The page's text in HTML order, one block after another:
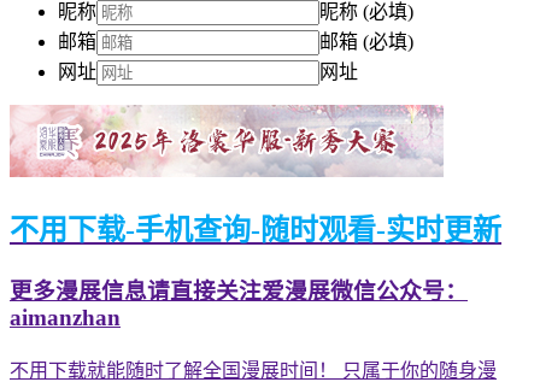
昵称
昵称 (必填)
邮箱
邮箱 (必填)
网址
网址
不用下载-手机查询-随时观看-实时更新
更多漫展信息请直接关注爱漫展微信公众号：
aimanzhan
不用下载就能随时了解全国漫展时间！ 只属于你的随身漫